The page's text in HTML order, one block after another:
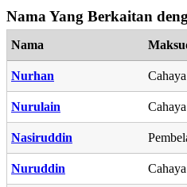
Nama Yang Berkaitan
Nama
Nurhan
Nurulain
Nasiruddin
Nuruddin